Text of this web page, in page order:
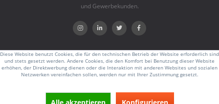
und Gewerbekunden.
Diese Website benutzt Cookies, die für den technischen Betrieb der Website erforderlich sind
und stets gesetzt werden. Andere Cookies, die den Komfort bei Benutzung dieser Website
erhöhen, der Direktwerbung dienen oder die Interaktion mit anderen Websites und sozialen
Netzwerken vereinfachen sollen, werden nur mit Ihrer Zustimmung gesetzt.